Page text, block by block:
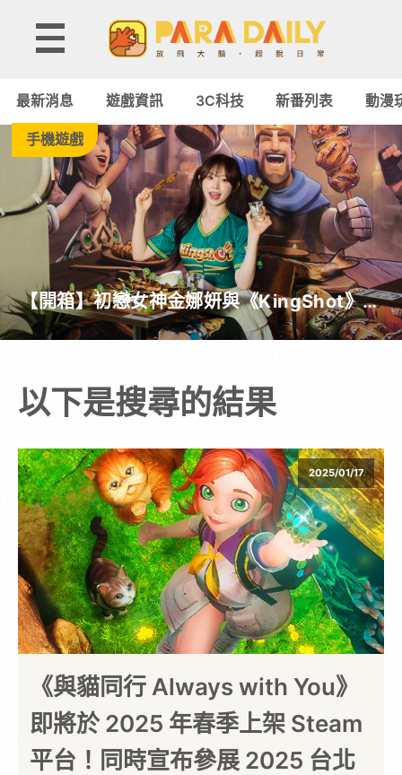
Paradaily
遊
｜
動
漫
二
元
｜
3C
科
全
最新消息 遊戲資訊 3C科技 新番列表 動漫
手機遊戲
【開箱】初戀女神金娜妍與《KingShot》再
度合作！攜手焦糖楓、柒息地推出「國王燒
以下是搜尋的結果
2025/01/17
《與貓同行 Always with You》
即將於 2025 年春季上架 Steam
平台！同時宣布參展 2025 台北